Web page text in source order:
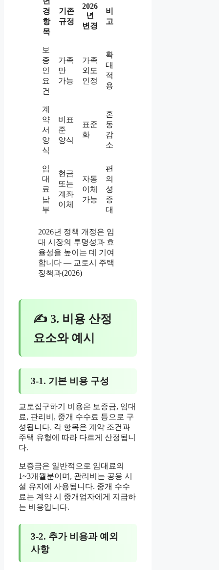
경
항
목
기존
규정
2026
년
변경
비
고
보
증
인
요
건
가족
만
가능
가족
외도
인정
확
대
적
용
계
약
서
양
식
비표
준
양식
표준
화
혼
동
감
소
임
대
료
납
부
현금
또는
계좌
이체
자동
이체
가능
편
의
성
증
대
2026년 정책 개정은 임
대 시장의 투명성과 효
율성을 높이는 데 기여
합니다 — 교토시 주택
정책과(2026)
✍ 3. 비용 산정
요소와 예시
3-1. 기본 비용 구성
교토집구하기 비용은 보증금, 임대
료, 관리비, 중개 수수료 등으로 구
성됩니다. 각 항목은 계약 조건과
주택 유형에 따라 다르게 산정됩니
다.
보증금은 일반적으로 임대료의
1~3개월분이며, 관리비는 공용 시
설 유지에 사용됩니다. 중개 수수
료는 계약 시 중개업자에게 지급하
는 비용입니다.
3-2. 추가 비용과 예외
사항